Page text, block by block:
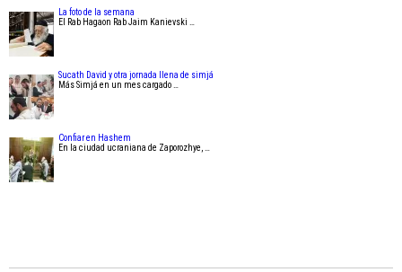
La foto de la semana
El Rab Hagaon Rab Jaim Kanievski …
Sucath David y otra jornada llena de simjá
Más Simjá en un mes cargado …
Confiar en Hashem
En la ciudad ucraniana de Zaporozhye, …